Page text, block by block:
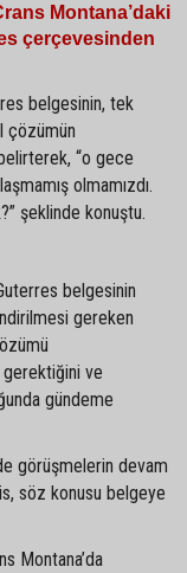
Montana’daki
çerçevesinden
belgesinin, tek
çözümün
“o gece
olmamızdı.
şeklinde konuştu.
belgesinin
gereken
gerektiğini ve
gündeme
görüşmelerin devam
söz konusu belgeye
Montana’da